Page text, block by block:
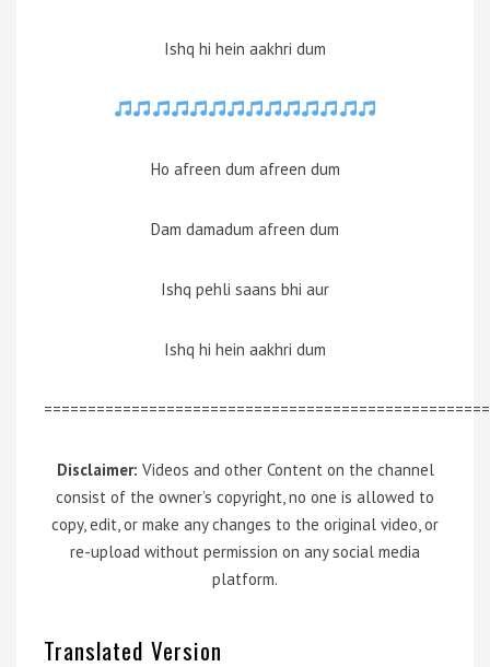
Ishq hi hein aakhri dum
Ho afreen dum afreen dum
Dam damadum afreen dum
Ishq pehli saans bhi aur
Ishq hi hein aakhri dum
Disclaimer: Videos and other Content on the channel
consist of the owner’s copyright, no one is allowed to
copy, edit, or make any changes to the original video, or
re-upload without permission on any social media
platform.
Translated Version